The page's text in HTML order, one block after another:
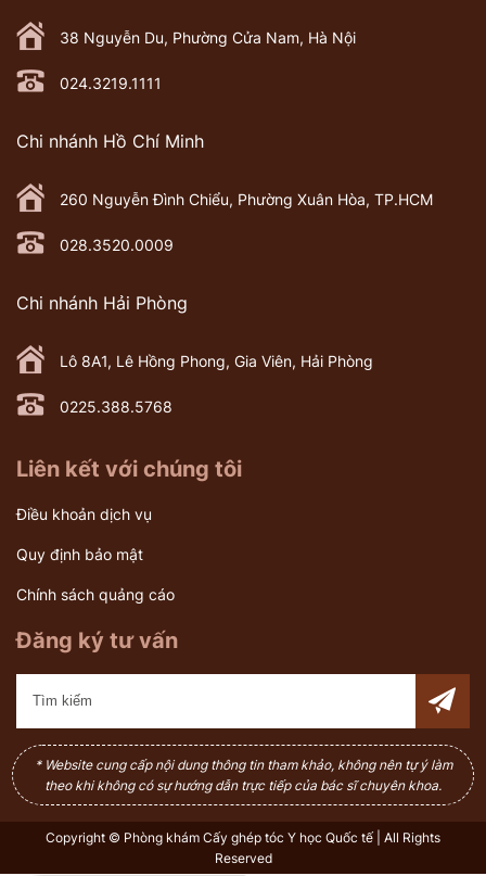
38 Nguyễn Du, Phường Cửa Nam, Hà Nội
024.3219.1111
Chi nhánh Hồ Chí Minh
260 Nguyễn Đình Chiểu, Phường Xuân Hòa, TP.HCM
028.3520.0009
Chi nhánh Hải Phòng
Lô 8A1, Lê Hồng Phong, Gia Viên, Hải Phòng
0225.388.5768
Liên kết với chúng tôi
Điều khoản dịch vụ
Quy định bảo mật
Chính sách quảng cáo
Đăng ký tư vấn
* Website cung cấp nội dung thông tin tham khảo, không nên tự ý làm
theo khi không có sự hướng dẫn trực tiếp của bác sĩ chuyên khoa.
Copyright © Phòng khám Cấy ghép tóc Y học Quốc tế | All Rights
Reserved